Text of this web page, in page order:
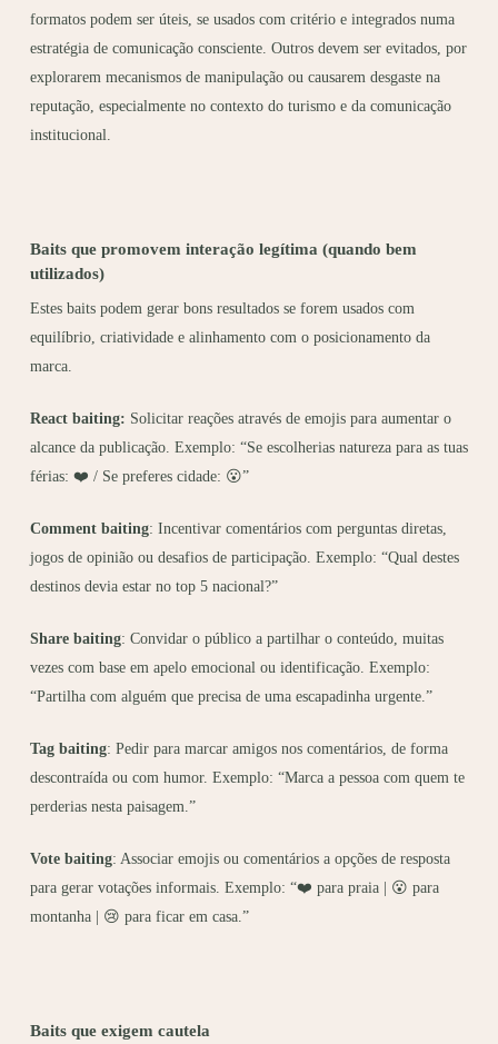
formatos podem ser úteis, se usados com critério e integrados numa
estratégia de comunicação consciente. Outros devem ser evitados, por
explorarem mecanismos de manipulação ou causarem desgaste na
reputação, especialmente no contexto do turismo e da comunicação
institucional.
Baits que promovem interação legítima (quando bem
utilizados)
Estes baits podem gerar bons resultados se forem usados com
equilíbrio, criatividade e alinhamento com o posicionamento da
marca.
React baiting: Solicitar reações através de emojis para aumentar o
alcance da publicação. Exemplo: “Se escolherias natureza para as tuas
férias: ❤️ / Se preferes cidade: 😮”
Comment baiting: Incentivar comentários com perguntas diretas,
jogos de opinião ou desafios de participação. Exemplo: “Qual destes
destinos devia estar no top 5 nacional?”
Share baiting: Convidar o público a partilhar o conteúdo, muitas
vezes com base em apelo emocional ou identificação. Exemplo:
“Partilha com alguém que precisa de uma escapadinha urgente.”
Tag baiting: Pedir para marcar amigos nos comentários, de forma
descontraída ou com humor. Exemplo: “Marca a pessoa com quem te
perderias nesta paisagem.”
Vote baiting: Associar emojis ou comentários a opções de resposta
para gerar votações informais. Exemplo: “❤️ para praia | 😮 para
montanha | 😢 para ficar em casa.”
Baits que exigem cautela